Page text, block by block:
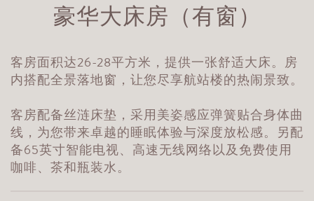
豪华大床房（有窗）
客房面积达26-28平方米，提供一张舒适大床。房
内搭配全景落地窗，让您尽享航站楼的热闹景致。
客房配备丝涟床垫，采用美姿感应弹簧贴合身体曲
线，为您带来卓越的睡眠体验与深度放松感。另配
备65英寸智能电视、高速无线网络以及免费使用
咖啡、茶和瓶装水。